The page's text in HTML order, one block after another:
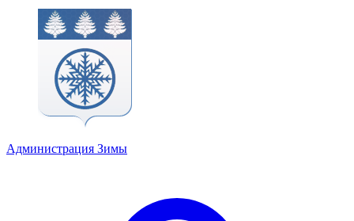
Администрация Зимы